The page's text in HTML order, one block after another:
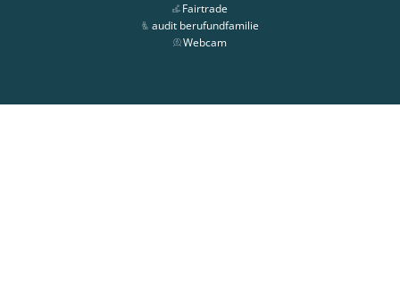
Fairtrade
audit berufundfamilie
Webcam